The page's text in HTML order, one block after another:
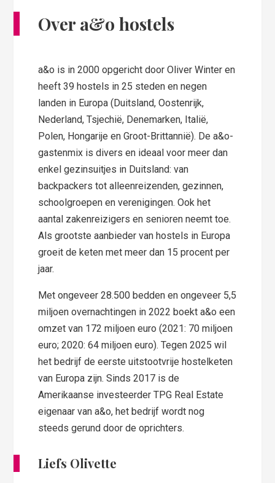
Over a&o hostels
a&o is in 2000 opgericht door Oliver Winter en
heeft 39 hostels in 25 steden en negen
landen in Europa (Duitsland, Oostenrijk,
Nederland, Tsjechië, Denemarken, Italië,
Polen, Hongarije en Groot-Brittannië). De a&o-
gastenmix is divers en ideaal voor meer dan
enkel gezinsuitjes in Duitsland: van
backpackers tot alleenreizenden, gezinnen,
schoolgroepen en verenigingen. Ook het
aantal zakenreizigers en senioren neemt toe.
Als grootste aanbieder van hostels in Europa
groeit de keten met meer dan 15 procent per
jaar.
Met ongeveer 28.500 bedden en ongeveer 5,5
miljoen overnachtingen in 2022 boekt a&o een
omzet van 172 miljoen euro (2021: 70 miljoen
euro; 2020: 64 miljoen euro). Tegen 2025 wil
het bedrijf de eerste uitstootvrije hostelketen
van Europa zijn. Sinds 2017 is de
Amerikaanse investeerder TPG Real Estate
eigenaar van a&o, het bedrijf wordt nog
steeds gerund door de oprichters.
Liefs Olivette